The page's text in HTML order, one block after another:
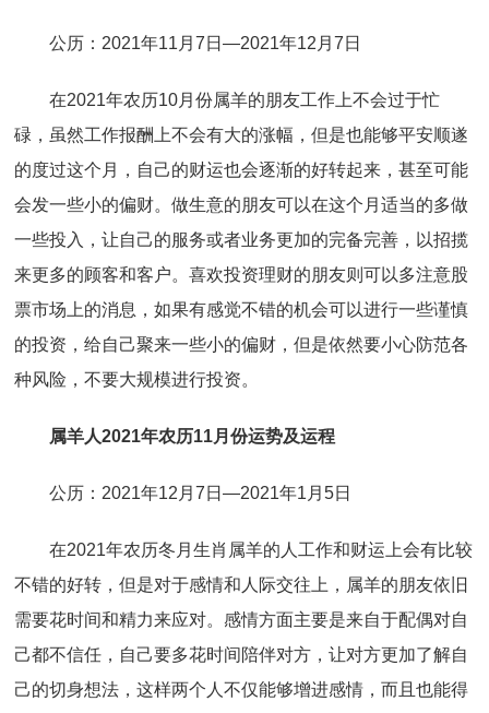
公历：2021年11月7日—2021年12月7日
在2021年农历10月份属羊的朋友工作上不会过于忙
碌，虽然工作报酬上不会有大的涨幅，但是也能够平安顺遂
的度过这个月，自己的财运也会逐渐的好转起来，甚至可能
会发一些小的偏财。做生意的朋友可以在这个月适当的多做
一些投入，让自己的服务或者业务更加的完备完善，以招揽
来更多的顾客和客户。喜欢投资理财的朋友则可以多注意股
票市场上的消息，如果有感觉不错的机会可以进行一些谨慎
的投资，给自己聚来一些小的偏财，但是依然要小心防范各
种风险，不要大规模进行投资。
属羊人2021年农历11月份运势及运程
公历：2021年12月7日—2021年1月5日
在2021年农历冬月生肖属羊的人工作和财运上会有比较
不错的好转，但是对于感情和人际交往上，属羊的朋友依旧
需要花时间和精力来应对。感情方面主要是来自于配偶对自
己都不信任，自己要多花时间陪伴对方，让对方更加了解自
己的切身想法，这样两个人不仅能够增进感情，而且也能得